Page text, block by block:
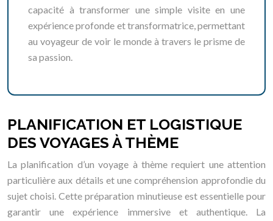
capacité à transformer une simple visite en une
expérience profonde et transformatrice, permettant
au voyageur de voir le monde à travers le prisme de
sa passion.
PLANIFICATION ET LOGISTIQUE
DES VOYAGES À THÈME
La planification d’un voyage à thème requiert une attention
particulière aux détails et une compréhension approfondie du
sujet choisi. Cette préparation minutieuse est essentielle pour
garantir une expérience immersive et authentique. La